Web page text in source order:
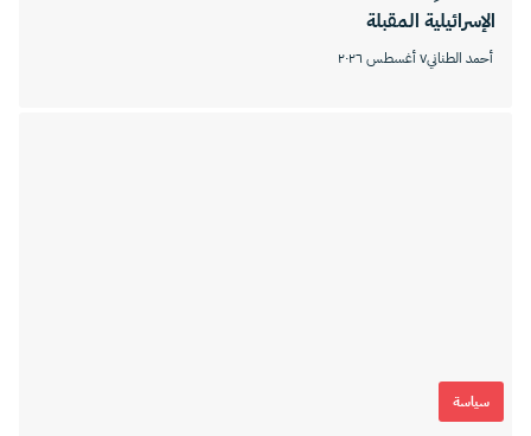
الإسرائيلية المقبلة
أحمد الطناني٧ أغسطس ٢٠٢٦
سياسة